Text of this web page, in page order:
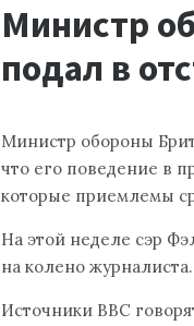
Министр
подал в
Министр обороны
что его поведение в
которые приемлемы
На этой неделе сэр
на колено журналиста.
Источники BBC